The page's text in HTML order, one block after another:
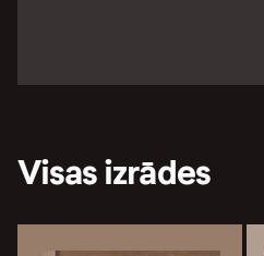
Visas izrādes